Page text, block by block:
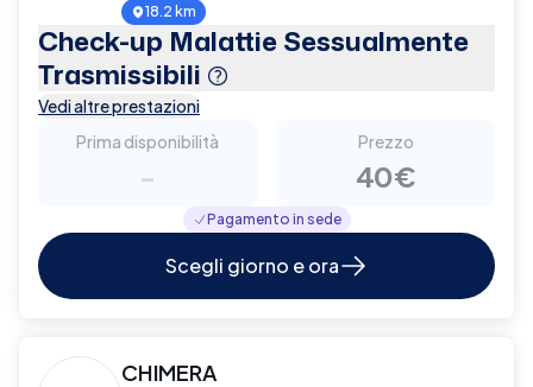
18.2 km
Check-up Malattie Sessualmente
Trasmissibili
Vedi altre prestazioni
Prima disponibilità
-
Prezzo
40€
Pagamento in sede
Scegli giorno e ora
CHIMERA